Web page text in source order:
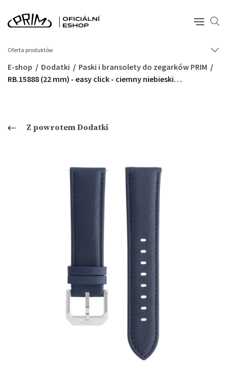
Oferta produktów
E-shop Dodatki
Paski i bransolety do zegarków PRIM
RB.15888 (22 mm) - easy click - ciemny niebieski…
Z powrotem Dodatki